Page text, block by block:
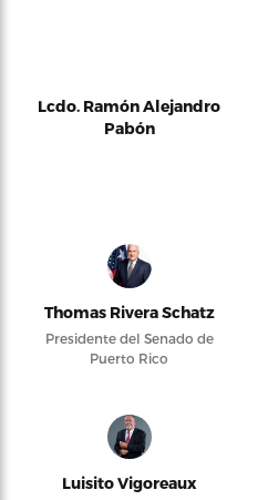
Lcdo. Ramón Alejandro
Pabón
Thomas Rivera Schatz
Presidente del Senado de
Puerto Rico
Luisito Vigoreaux